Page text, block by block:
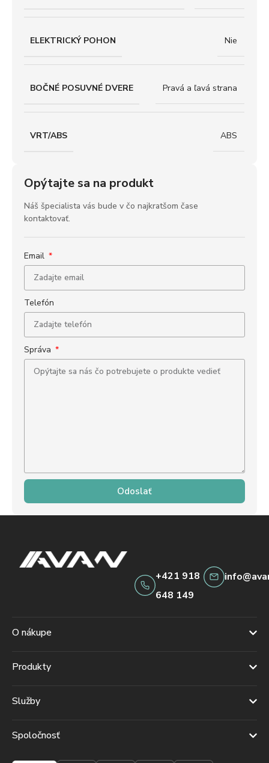
ELEKTRICKÝ POHON Nie
BOČNÉ POSUVNÉ DVERE Pravá a ľavá strana
VRT/ABS ABS
Opýtajte sa na produkt
Náš špecialista vás bude v čo najkratšom čase
kontaktovať.
Email
Telefón
Správa
Odoslať
+421 918
648 149
O nákupe
Produkty
Služby
Spoločnosť